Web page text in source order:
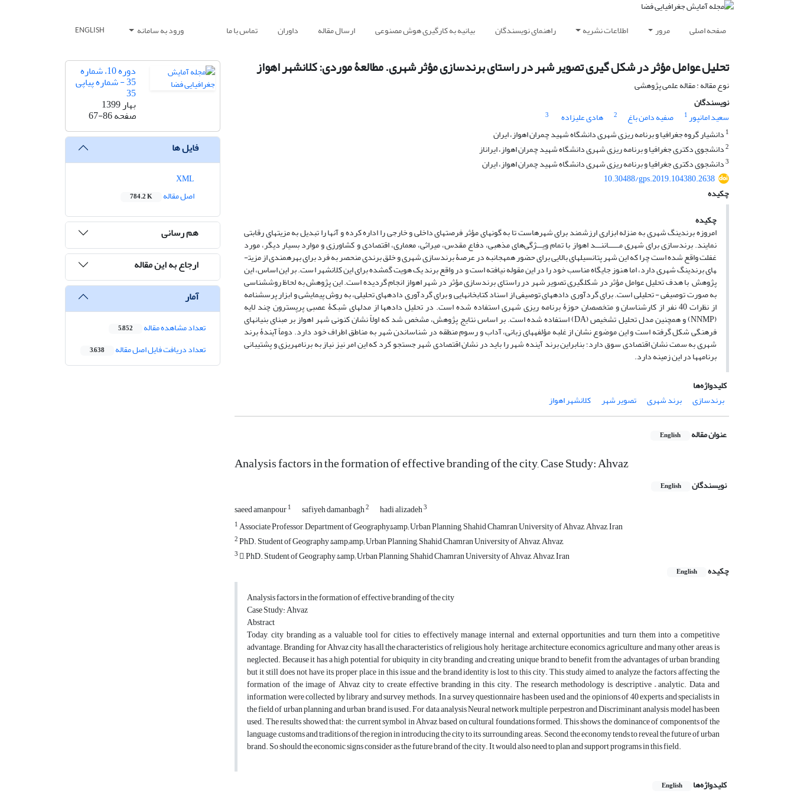
صفحه اصلی مرور اطلاعات نشریه راهنمای نویسندگان بیانیه به کارگیری هوش مصنوعی ارسال مقاله داوران تماس با ما ورود به سامانه ENGLISH
تحلیل عوامل مؤثر در شکل گیری تصویر شهر در راستای برندسازی مؤثر شهری. مطالعۀ موردی: کلانشهر اهواز
نوع مقاله : مقاله علمی پژوهشی
نویسندگان
سعید امانپور1 صفیه دامن باغ 2 هادی علیزاده
3
1 دانشیار گروه جغرافیا و برنامه ریزی شهری دانشگاه شهید چمران اهواز، ایران
2دانشجوی دکتری جغرافیا و برنامه ریزی شهری دانشگاه شهید چمران اهواز، ایراناز
3دانشجوی دکتری جغرافیا و برنامه ریزی شهری دانشگاه شهید چمران اهواز، ایران
10.30488/gps.2019.104380.2638
چکیده
چکیده
امروزه برندینگ شهری به منزله ابزاری ارزشمند برای شهرهاست تا به گونه­ای مؤثر فرصت­های داخلی و خارجی را اداره کرده و آن­ها را تبدیل به مزیت­های رقابتی
نمایند. برندسازی برای شهری مــــــاننـــد اهواز با تمام ویـــژگی‌های مذهبی، دفاع مقدس، میراثی، معماری، اقتصادی و کشاورزی و موارد بسیار دیگر، مورد
غفلت واقع شده است چرا که این شهر پتانسیل­های بالایی برای حضور همه­جانبه در عرصۀ برندسازی شهری و خلق برندی منحصر به فرد برای بهره­مندی از مزیت­
های برندینگ شهری دارد، اما هنوز جایگاه مناسب خود را در این مقوله نیافته است و در واقع برند یک هویت گمشده برای این کلانشهر است. بر این اساس، این
پژوهش با هدف تحلیل عوامل مؤثر در شکل­گیری تصویر شهر در راستای برندسازی مؤثر در شهر اهواز انجام گردیده است. این پژوهش به لحاظ روش­شناسی
به صورت توصیفی - تحلیلی است. برای گردآوری داده­های توصیفی از اسناد کتابخانه­ایی و برای گردآوری داده­های تحلیلی، به روش پیمایشی و ابزار پرسش­نامه
از نظرات 40 نفر از کارشناسان و متخصصان حوزۀ برنامه ریزی شهری استفاده شده است. در تحلیل داده­ها از مدل­های شبکۀ عصبی پرپسترون چند لایه
(NNMP) و همچنین مدل تحلیل تشخیص (DA) استفاده شده است. بر اساس نتایج پژوهش، مشخص شد که اولاً نشان کنونی شهر اهواز بر مبنای بنیان­های
فرهنگی شکل گرفته است و این موضوع نشان از غلبه مؤلفه­های زبانی، آداب و رسوم منطقه در شناساندن شهر به مناطق اطراف خود دارد. دوماً آیندۀ برند
شهری به سمت نشان اقتصادی سوق دارد؛ بنابراین برند آینده شهر را باید در نشان اقتصادی شهر جستجو کرد که این امر نیز نیاز به برنامه­ریزی و پشتیبانی
برنامه­ها در این زمینه دارد.
کلیدواژه‌ها
برندسازی
برند شهری تصویر شهر کلانشهر اهواز
عنوان مقاله English
Analysis factors in the formation of effective branding of the city, Case Study: Ahvaz
نویسندگان English
saeed amanpour1 safiyeh damanbagh2 hadi alizadeh3
1Associate Professor, Department of Geography&amp; Urban Planning, Shahid Chamran University of Ahvaz, Ahvaz, Iran
2PhD. Student of Geography &amp;amp; Urban Planning, Shahid Chamran University of Ahvaz, Ahvaz,
3 , PhD. Student of Geography &amp; Urban Planning, Shahid Chamran University of Ahvaz, Ahvaz, Iran
چکیده
English
Analysis factors in the formation of effective branding of the city
Case Study: Ahvaz
Abstract
Today, city branding as a valuable tool for cities to effectively manage internal and external opportunities and turn them into a competitive
advantage. Branding for Ahvaz city has all the characteristics of religious, holy, heritage, architecture, economics, agriculture and many other areas, is
neglected. Because it has a high potential for ubiquity in city branding and creating unique brand to benefit from the advantages of urban branding
but it still does not have its proper place in this issue and the brand identity is lost to this city. This study aimed to analyze the factors affecting the
formation of the image of Ahvaz city to create effective branding in this city. The research methodology is descriptive – analytic. Data and
information were collected by library and survey methods. In a survey questionnaire has been used and the opinions of 40 experts and specialists in
the field of urban planning and urban brand is used. For data analysis Neural network multiple perpestron and Discriminant analysis model has been
used. The results showed that: the current symbol in Ahvaz based on cultural foundations formed. This shows the dominance of components of the
language, customs and traditions of the region in introducing the city to its surrounding areas. Second, the economy tends to reveal the future of urban
brand. So should the economic signs consider as the future brand of the city. It would also need to plan and support programs in this field.
کلیدواژه‌ها English
دوره 10، شماره
35 - شماره پیاپی
35
بهار 1399
صفحه67-86
فایل ها
اصل مقاله
784.2 K
هم رسانی
ارجاع به این مقاله
آمار
تعداد مشاهده مقاله 5,852
تعداد دریافت فایل اصل مقاله 3,638